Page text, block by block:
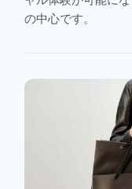
の中心です。